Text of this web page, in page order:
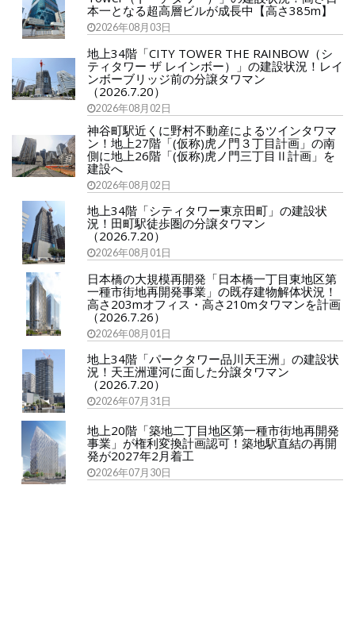
本一となる超高層ビルが成長中【高さ385m】
2026年08月03日
地上34階「CITY TOWER THE RAINBOW（シ
ティタワー ザ レインボー）」の建設状況！レイ
ンボーブリッジ前の分譲タワマン
（2026.7.20）
2026年08月02日
神谷町駅近くに野村不動産によるツインタワマ
ン！地上27階「(仮称)虎ノ門３丁目計画」の南
側に地上26階「(仮称)虎ノ門三丁目Ⅱ計画」を
建設へ
2026年08月02日
地上34階「シティタワー東京田町」の建設状
況！田町駅徒歩圏の分譲タワマン
（2026.7.20）
2026年08月01日
日本橋の大規模再開発「日本橋一丁目東地区第
一種市街地再開発事業」の既存建物解体状況！
高さ203mオフィス・高さ210mタワマンを計画
（2026.7.26）
2026年08月01日
地上34階「パークタワー品川天王洲」の建設状
況！天王洲運河に面した分譲タワマン
（2026.7.20）
2026年07月31日
地上20階「築地二丁目地区第一種市街地再開発
事業」が権利変換計画認可！築地駅直結の再開
発が2027年2月着工
2026年07月30日